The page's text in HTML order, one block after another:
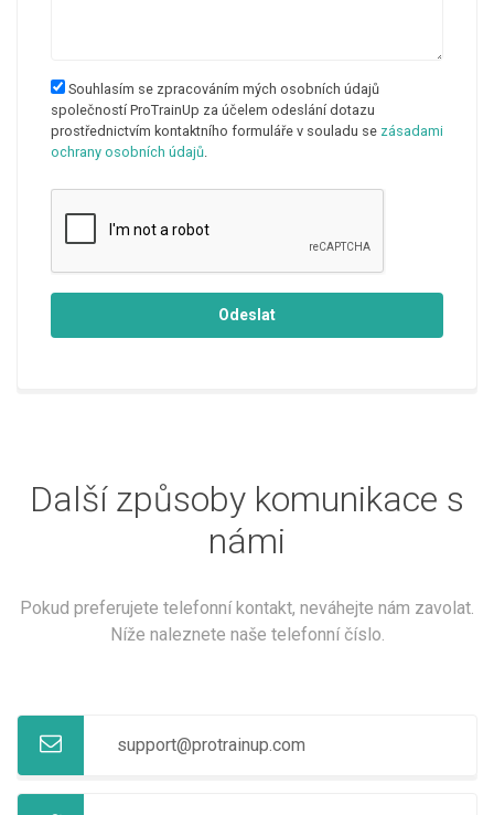
Souhlasím se zpracováním mých osobních údajů
společností ProTrainUp za účelem odeslání dotazu
prostřednictvím kontaktního formuláře v souladu se zásadami
ochrany osobních údajů.
Odeslat
Další způsoby komunikace s
námi
Pokud preferujete telefonní kontakt, neváhejte nám zavolat.
Níže naleznete naše telefonní číslo.
support@protrainup.com